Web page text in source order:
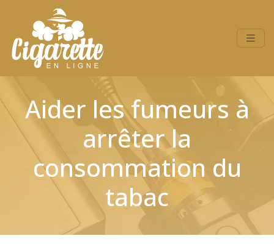
Aider les fumeurs à
arrêter la
consommation du
tabac